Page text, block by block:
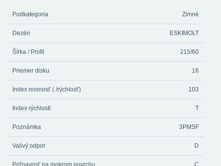
Podkategoria Zimné
Dezén ESKIMOLT
Šírka / Profil 215/60
Priemer disku 16
Index nosnosť ( /rýchlosť) 103
Index rýchlosti T
Poznámka 3PMSF
Valivý odpor D
Priľnavosť na mokrom povrchu C